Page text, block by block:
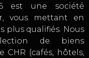
est une société
vous mettant en
plus qualifiés. Nous
de biens
(cafés, hôtels,